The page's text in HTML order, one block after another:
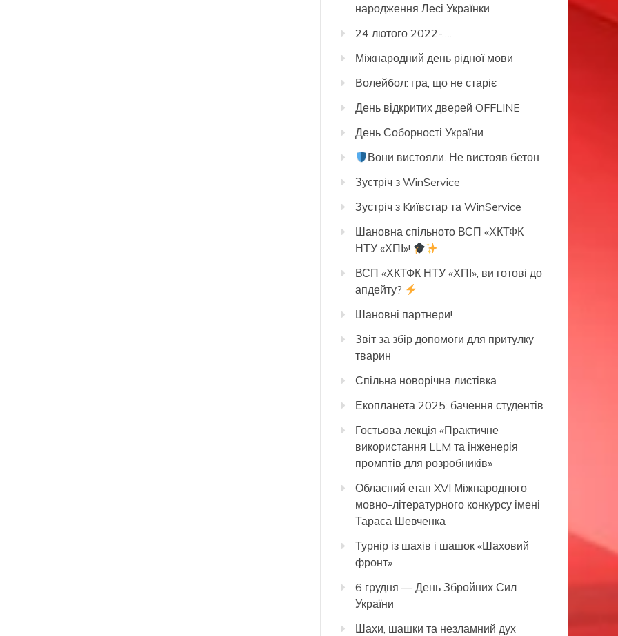
народження Лесі Українки
24 лютого 2022-….
Міжнародний день рідної мови
Волейбол: гра, що не старіє
День відкритих дверей OFFLINE
День Соборності України
Вони вистояли. Не вистояв бетон
Зустріч з WinService
Зустріч з Kиївстар та WinService
Шановна спільното ВСП «ХКТФК
НТУ «ХПІ»!
ВСП «ХКТФК НТУ «ХПІ», ви готові до
апдейту?
Шановні партнери!
Звіт за збір допомоги для притулку
тварин
Спільна новорічна листівка
Екопланета 2025: бачення студентів
Гостьова лекція «Практичне
використання LLM та інженерія
промптів для розробників»
Обласний етап XVI Міжнародного
мовно-літературного конкурсу імені
Тараса Шевченка
Турнір із шахів і шашок «Шаховий
фронт»
6 грудня — День Збройних Сил
України
Шахи, шашки та незламний дух